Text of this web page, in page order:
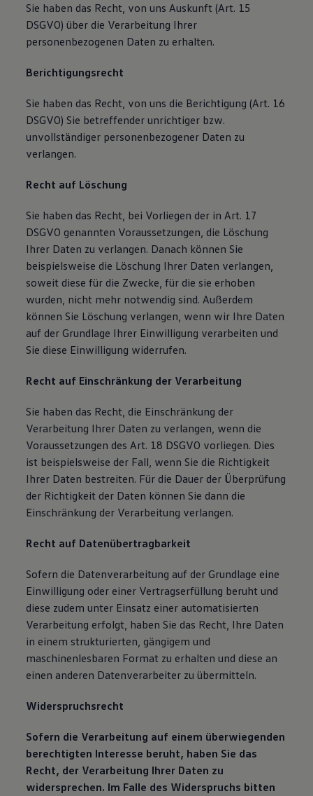
Sie haben das Recht, von uns Auskunft (Art. 15
DSGVO) über die Verarbeitung Ihrer
personenbezogenen Daten zu erhalten.
Berichtigungsrecht
Sie haben das Recht, von uns die Berichtigung (Art. 16
DSGVO) Sie betreffender unrichtiger bzw.
unvollständiger personenbezogener Daten zu
verlangen.
Recht auf Löschung
Sie haben das Recht, bei Vorliegen der in Art. 17
DSGVO genannten Voraussetzungen, die Löschung
Ihrer Daten zu verlangen. Danach können Sie
beispielsweise die Löschung Ihrer Daten verlangen,
soweit diese für die Zwecke, für die sie erhoben
wurden, nicht mehr notwendig sind. Außerdem
können Sie Löschung verlangen, wenn wir Ihre Daten
auf der Grundlage Ihrer Einwilligung verarbeiten und
Sie diese Einwilligung widerrufen.
Recht auf Einschränkung der Verarbeitung
Sie haben das Recht, die Einschränkung der
Verarbeitung Ihrer Daten zu verlangen, wenn die
Voraussetzungen des Art. 18 DSGVO vorliegen. Dies
ist beispielsweise der Fall, wenn Sie die Richtigkeit
Ihrer Daten bestreiten. Für die Dauer der Überprüfung
der Richtigkeit der Daten können Sie dann die
Einschränkung der Verarbeitung verlangen.
Recht auf Datenübertragbarkeit
Sofern die Datenverarbeitung auf der Grundlage eine
Einwilligung oder einer Vertragserfüllung beruht und
diese zudem unter Einsatz einer automatisierten
Verarbeitung erfolgt, haben Sie das Recht, Ihre Daten
in einem strukturierten, gängigem und
maschinenlesbaren Format zu erhalten und diese an
einen anderen Datenverarbeiter zu übermitteln.
Widerspruchsrecht
Sofern die Verarbeitung auf einem überwiegenden
berechtigten Interesse beruht, haben Sie das
Recht, der Verarbeitung Ihrer Daten zu
widersprechen. Im Falle des Widerspruchs bitten